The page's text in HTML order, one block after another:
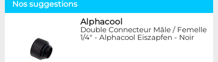
Nos suggestions
Alphacool
Double Connecteur Mâle / Femelle
1/4" - Alphacool Eiszapfen - Noir